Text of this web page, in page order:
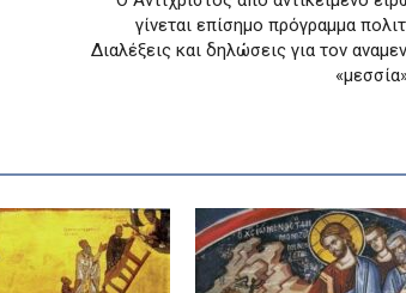
γίνεται επίσημο πρόγραμμα
Διαλέξεις και δηλώσεις για τον